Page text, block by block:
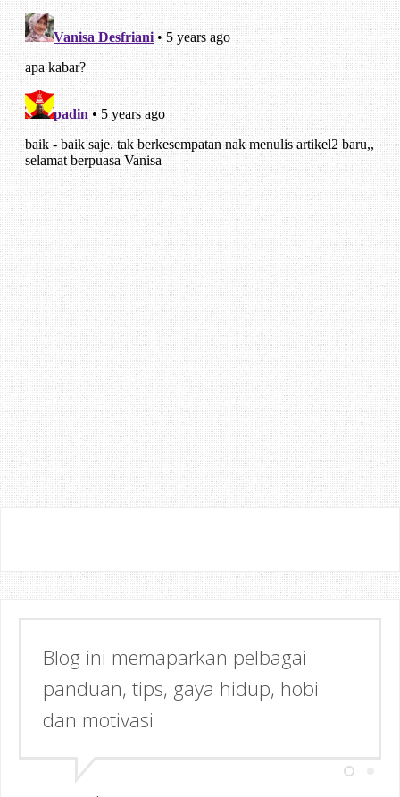
Blog ini memaparkan pelbagai
panduan, tips, gaya hidup, hobi
dan motivasi